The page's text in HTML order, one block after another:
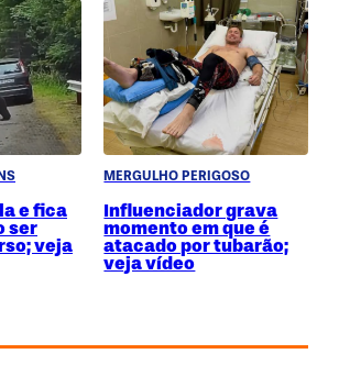
e fica
ser
veja
MERGULHO PERIGOSO
Influenciador grava
momento em que é
atacado por tubarão;
veja vídeo